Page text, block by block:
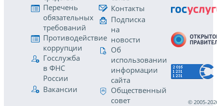
Перечень
обязательных
требований
Противодействие
коррупции
Госслужба
в ФНС
России
Вакансии
Контакты
Подписка
на
новости
Об
использовании
информации
сайта
Общественный
совет
© 2005-